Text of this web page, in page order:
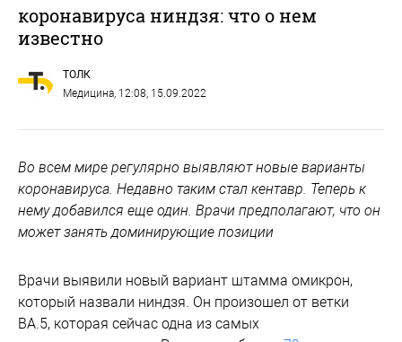
коронавируса ниндзя: что о нем
известно
ТОЛК
Медицина, 12:08, 15.09.2022
Во всем мире регулярно выявляют новые варианты
коронавируса. Недавно таким стал кентавр. Теперь к
нему добавился еще один. Врачи предполагают, что он
может занять доминирующие позиции
Врачи выявили новый вариант штамма омикрон,
который назвали ниндзя. Он произошел от ветки
BA.5, которая сейчас одна из самых